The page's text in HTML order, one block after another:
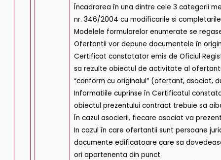
Încadrarea în una dintre cele 3 categorii
nr. 346/2004 cu modificarile si
Modelele formularelor enumerate se
Ofertantii vor depune documentele în
Certificat constatator emis de Oficiul
sa rezulte obiectul de activitate al
“conform cu originalul” (ofertant, asociat,
Informatiile cuprinse în Certificatul
obiectul prezentului contract trebuie sa
În cazul asocierii, fiecare asociat va
In cazul în care ofertantii sunt persoane
documente edificatoare care sa
ori apartenenta din punct